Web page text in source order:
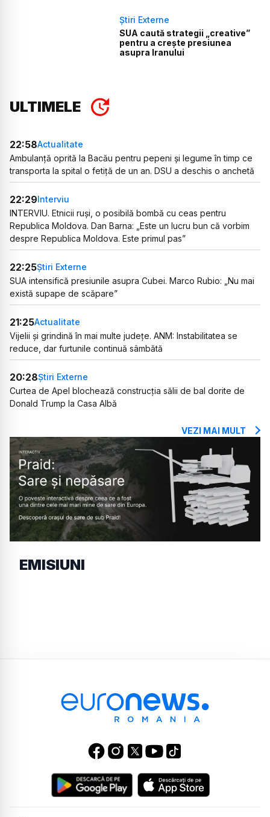
Știri Externe
SUA caută strategii „creative”
pentru a crește presiunea
asupra Iranului
ULTIMELE
22:58Actualitate
Ambulanță oprită la Bacău pentru pepeni și legume în timp ce
transporta la spital o fetiță de un an. DSU a deschis o anchetă
22:29Interviu
INTERVIU. Etnicii ruși, o posibilă bombă cu ceas pentru
Republica Moldova. Dan Barna: „Este un lucru bun că vorbim
despre Republica Moldova. Este primul pas”
22:25Știri Externe
SUA intensifică presiunile asupra Cubei. Marco Rubio: „Nu mai
există supape de scăpare”
21:25Actualitate
Vijelii și grindină în mai multe județe. ANM: Instabilitatea se
reduce, dar furtunile continuă sâmbătă
20:28Știri Externe
Curtea de Apel blochează construcția sălii de bal dorite de
Donald Trump la Casa Albă
VEZI MAI MULT
EMISIUNI